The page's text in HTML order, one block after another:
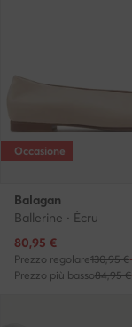
Occasione
Balagan
Ballerine · Écru
Prezzo attuale
80,95 €
Prezzo regolare130,95 €
Prezzo più basso84,95 €